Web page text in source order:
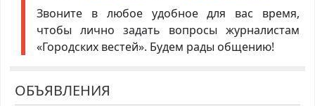
Звоните в любое удобное для вас время,
чтобы лично задать вопросы журналистам
«Городских вестей». Будем рады общению!
ОБЪЯВЛЕНИЯ